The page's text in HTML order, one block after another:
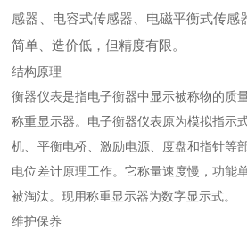
感器、电容式传感器、电磁平衡式传感
简单、造价低，但精度有限。
结构原理
衡器仪表是指电子衡器中显示被称物的质
称重显示器。电子衡器仪表原为模拟指示
机、平衡电桥、激励电源、度盘和指针等
电位差计原理工作。它称量速度慢，功能
被淘汰。现用称重显示器为数字显示式。
维护保养